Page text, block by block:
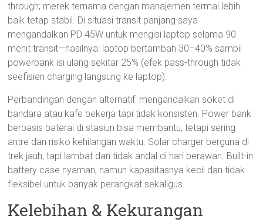
through; merek ternama dengan manajemen termal lebih
baik tetap stabil. Di situasi transit panjang saya
mengandalkan PD 45W untuk mengisi laptop selama 90
menit transit—hasilnya: laptop bertambah 30–40% sambil
powerbank isi ulang sekitar 25% (efek pass-through tidak
seefisien charging langsung ke laptop).
Perbandingan dengan alternatif: mengandalkan soket di
bandara atau kafe bekerja tapi tidak konsisten. Power bank
berbasis baterai di stasiun bisa membantu, tetapi sering
antre dan risiko kehilangan waktu. Solar charger berguna di
trek jauh, tapi lambat dan tidak andal di hari berawan. Built-in
battery case nyaman, namun kapasitasnya kecil dan tidak
fleksibel untuk banyak perangkat sekaligus.
Kelebihan & Kekurangan